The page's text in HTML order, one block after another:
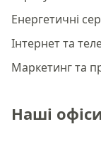
Енергетичні
Інтернет та
Маркетинг та
Наші офіси